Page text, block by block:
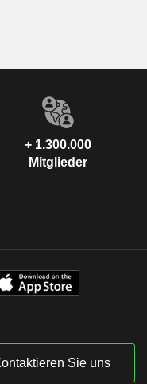
+ 1.300.000
Mitglieder
Sie uns